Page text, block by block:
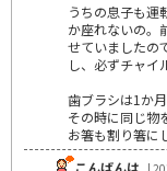
うちの息子も運
か座れないの。
せていましたの
し、必ずチャイ
歯ブラシは1か
その時に同じ物
お箸も割り箸に
こんばんは